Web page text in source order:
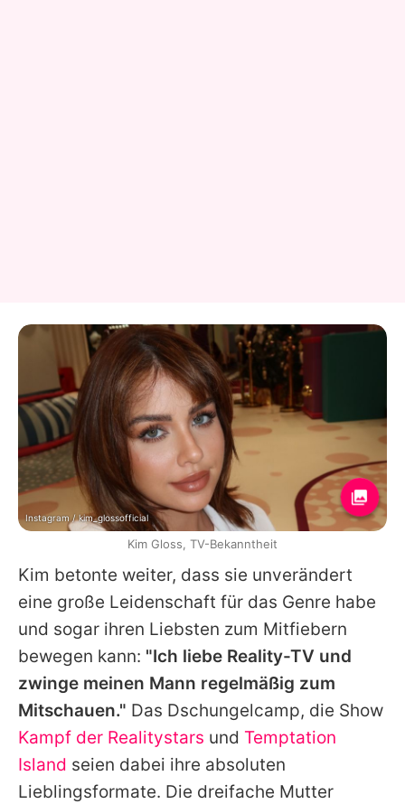
Kim betonte weiter, dass sie unverändert
eine große Leidenschaft für das Genre habe
und sogar ihren Liebsten zum Mitfiebern
bewegen kann: "Ich liebe Reality-TV und
zwinge meinen Mann regelmäßig zum
Mitschauen." Das Dschungelcamp, die Show
Kampf der Realitystars und Temptation
Island seien dabei ihre absoluten
Lieblingsformate. Die dreifache Mutter
Instagram / kim_glossofficial
Kim Gloss, TV-Bekanntheit